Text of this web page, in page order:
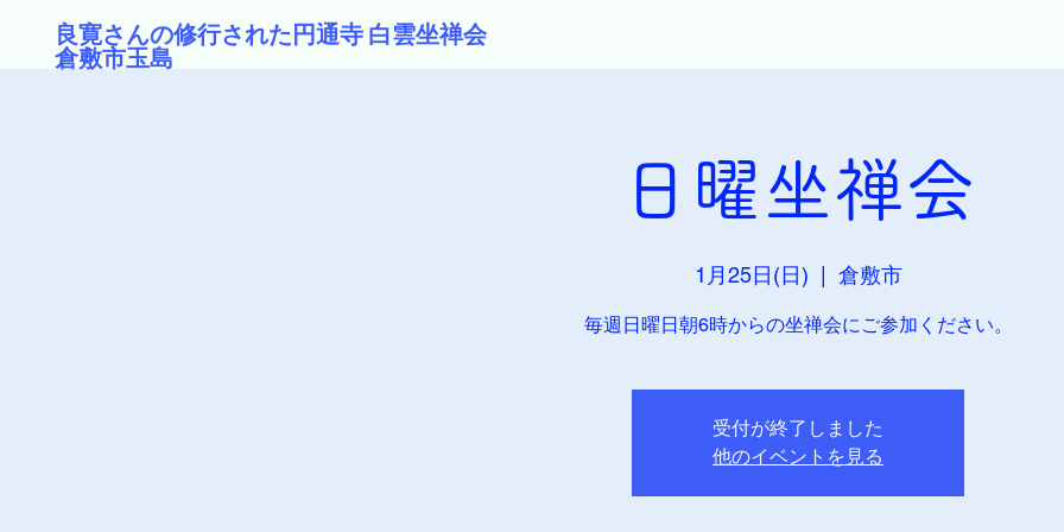
良寛さんの修行された円通寺 白雲坐禅会
倉敷市玉島
日曜坐禅会
1月25日(日) 倉敷市
毎週日曜日朝6時からの坐禅会にご参加ください。
受付が終了しました
他のイベントを見る